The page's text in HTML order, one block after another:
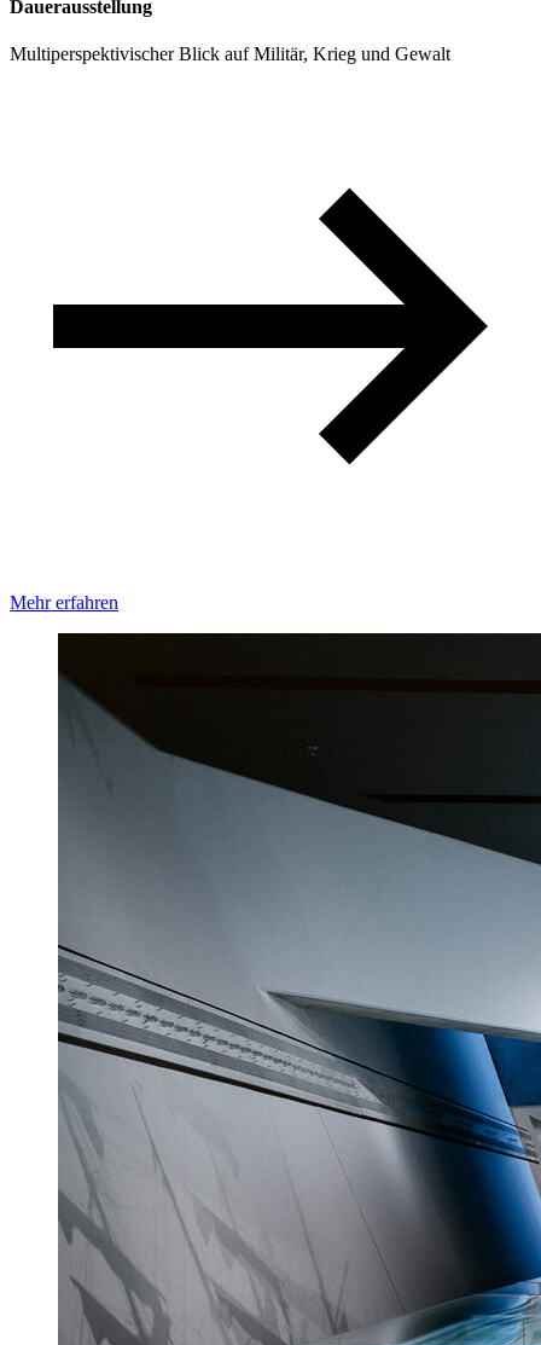
Dauerausstellung
Multiperspektivischer Blick auf Militär, Krieg und Gewalt
Mehr erfahren